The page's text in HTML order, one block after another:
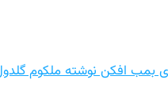
بمب افکن نوشته ملکوم